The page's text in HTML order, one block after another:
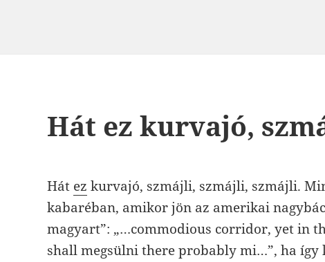
Hát ez kurvajó,
Hát ez kurvajó, szmájli, szmájli, szmájli.
kabaréban, amikor jön az amerikai
magyart”: „…commodious corridor, yet in
shall megsülni there probably mi…”, ha